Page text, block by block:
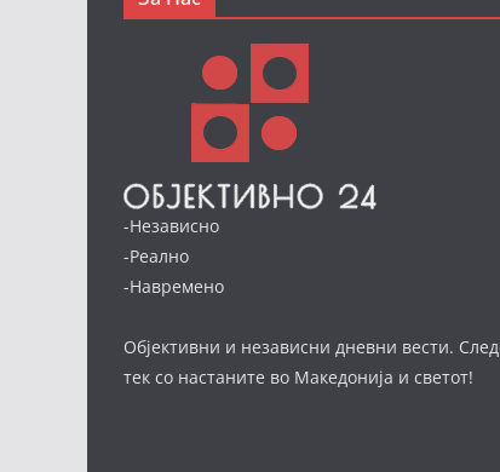
-Независно
-Реално
-Навремено
Објективни и независни дневни вести.
тек со настаните во Македонија и светот!